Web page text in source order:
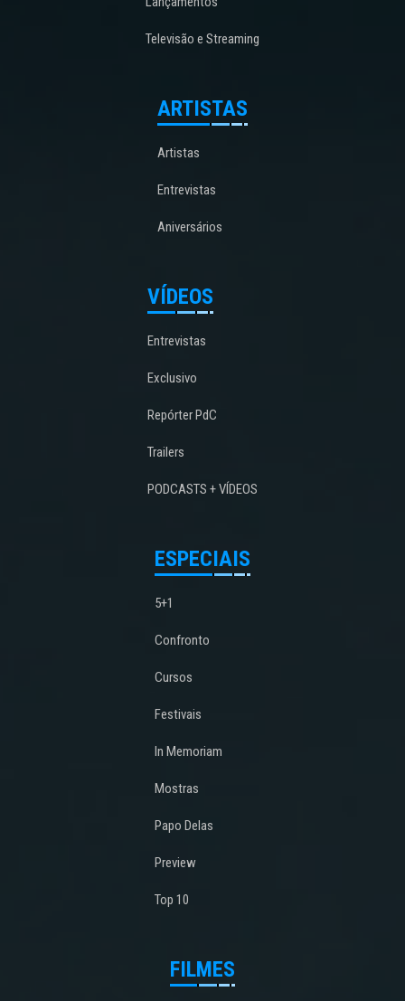
Televisão e Streaming
ARTISTAS
Artistas
Entrevistas
Aniversários
VÍDEOS
Entrevistas
Exclusivo
Repórter PdC
Trailers
PODCASTS + VÍDEOS
ESPECIAIS
5+1
Confronto
Cursos
Festivais
In Memoriam
Mostras
Papo Delas
Preview
Top 10
FILMES